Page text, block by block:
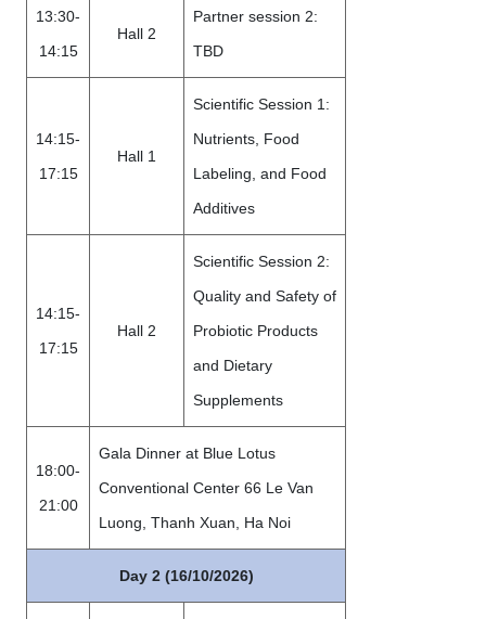
13:30-
14:15
Hall 2
Partner session 2:
TBD
14:15-
17:15
Hall 1
Scientific Session 1:
Nutrients, Food
Labeling, and Food
Additives
14:15-
17:15
Hall 2
Scientific Session 2:
Quality and Safety of
Probiotic Products
and Dietary
Supplements
18:00-
21:00
Gala Dinner at Blue Lotus
Conventional Center 66 Le Van
Luong, Thanh Xuan, Ha Noi
Day 2 (16/10/2026)